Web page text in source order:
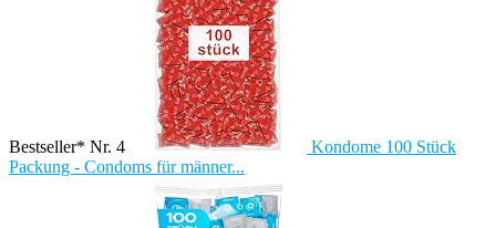
Bestseller* Nr. 4
Kondome 100 Stück
Packung - Condoms für männer...